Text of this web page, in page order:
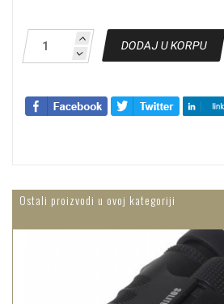
DODAJ U KORPU
Ostali proizvodi u ovoj kategoriji